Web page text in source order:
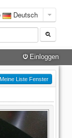
Deutsch
Einloggen
Meine Liste Fenster